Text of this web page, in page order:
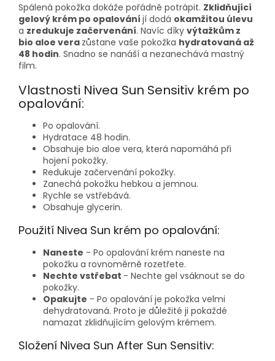
Spálená pokožka dokáže pořádně potrápit. Zklidňující
gelový krém po opalování jí dodá okamžitou úlevu
a zredukuje začervenání. Navíc díky výtažkům z
bio aloe vera zůstane vaše pokožka hydratovaná až
48 hodin. Snadno se nanáší a nezanechává mastný
film.
Vlastnosti Nivea Sun Sensitiv krém po
opalování:
Po opalování.
Hydratace 48 hodin.
Obsahuje bio aloe vera, která napomáhá při
hojení pokožky.
Redukuje začervenání pokožky.
Zanechá pokožku hebkou a jemnou.
Rychle se vstřebává.
Obsahuje glycerin.
Použití Nivea Sun krém po opalování:
Naneste - Po opalování krém naneste na
pokožku a rovnoměrně rozetřete.
Nechte vstřebat - Nechte gel vsáknout se do
pokožky.
Opakujte - Po opalování je pokožka velmi
dehydratovaná. Proto je důležité ji pokaždé
namazat zklidňujícím gelovým krémem.
Složení Nivea Sun After Sun Sensitiv: